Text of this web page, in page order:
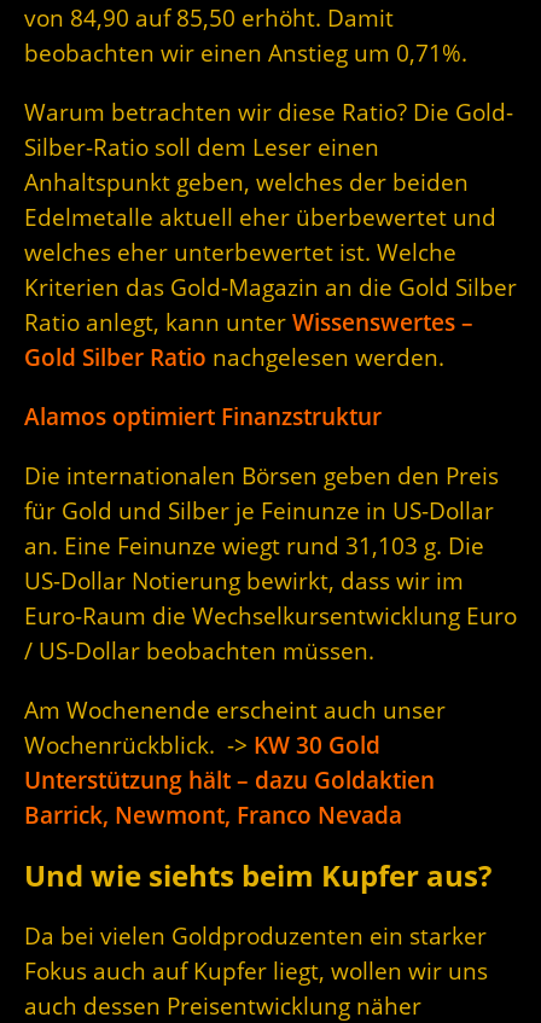
von 84,90 auf 85,50 erhöht. Damit
beobachten wir einen Anstieg um 0,71%.
Warum betrachten wir diese Ratio? Die Gold-
Silber-Ratio soll dem Leser einen
Anhaltspunkt geben, welches der beiden
Edelmetalle aktuell eher überbewertet und
welches eher unterbewertet ist. Welche
Kriterien das Gold-Magazin an die Gold Silber
Ratio anlegt, kann unter Wissenswertes –
Gold Silber Ratio nachgelesen werden.
Alamos optimiert Finanzstruktur
Die internationalen Börsen geben den Preis
für Gold und Silber je Feinunze in US-Dollar
an. Eine Feinunze wiegt rund 31,103 g. Die
US-Dollar Notierung bewirkt, dass wir im
Euro-Raum die Wechselkursentwicklung Euro
/ US-Dollar beobachten müssen.
Am Wochenende erscheint auch unser
Wochenrückblick. -> KW 30 Gold
Unterstützung hält – dazu Goldaktien
Barrick, Newmont, Franco Nevada
Und wie siehts beim Kupfer aus?
Da bei vielen Goldproduzenten ein starker
Fokus auch auf Kupfer liegt, wollen wir uns
auch dessen Preisentwicklung näher